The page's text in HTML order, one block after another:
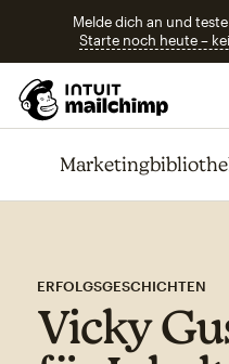
Melde dich an und
Starte noch heute –
ERFOLGSGESCHICHTEN
Vicky